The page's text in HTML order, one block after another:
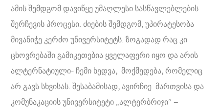
ამის შემდგომ დავიწყე უმაღლესი სასწავლებლების
შერჩევის პროცესი. ძიების შემდგომ, უპირატესობა
მივანიჭე კერძო უნივერსიტეტს. ზოგადად რაც კი
ცხოვრებაში გამიკეთებია ყველაფერი იყო და არის
ალტერნატიული- ჩემი ხედვა, მოქმედება, რომელიც
არ გავს სხვისას. შესაბამისად, ავირჩიე მართვისა და
კომუნაკაციის უნივერსიტეტი „ალტერბრიჯი“ –